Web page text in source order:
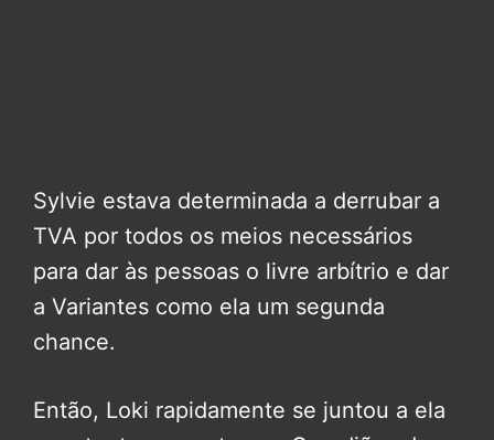
Sylvie estava determinada a derrubar a
TVA por todos os meios necessários
para dar às pessoas o livre arbítrio e dar
a Variantes como ela um segunda
chance.
Então, Loki rapidamente se juntou a ela